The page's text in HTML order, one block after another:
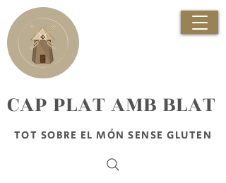
TOT SOBRE EL MÓN SENSE GLUTEN
​CAP PLAT AMB BLAT